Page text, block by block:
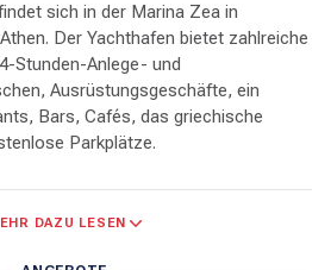
sich in der Marina Zea in
Der Yachthafen bietet zahlreiche
Stunden-Anlege- und
Ausrüstungsgeschäfte, ein
Bars, Cafés, das griechische
Parkplätze.
Ausgangspunkt für jeden Urlaub.
DAZU LESEN